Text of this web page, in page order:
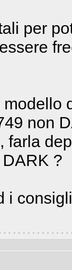
per
non
farla
?
i